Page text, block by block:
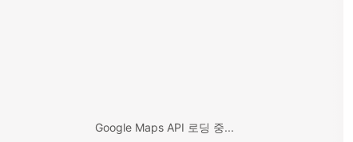
Google Maps API 로딩 중...